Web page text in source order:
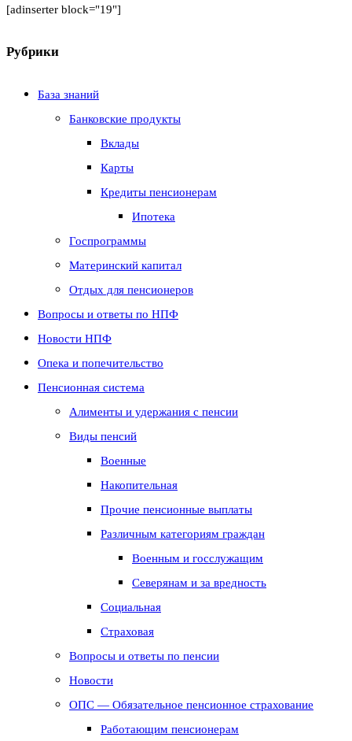
[adinserter block="19"]
Рубрики
База знаний
Банковские продукты
Вклады
Карты
Кредиты пенсионерам
Ипотека
Госпрограммы
Материнский капитал
Отдых для пенсионеров
Вопросы и ответы по НПФ
Новости НПФ
Опека и попечительство
Пенсионная система
Алименты и удержания с пенсии
Виды пенсий
Военные
Накопительная
Прочие пенсионные выплаты
Различным категориям граждан
Военным и госслужащим
Северянам и за вредность
Социальная
Страховая
Вопросы и ответы по пенсии
Новости
ОПС — Обязательное пенсионное страхование
Работающим пенсионерам